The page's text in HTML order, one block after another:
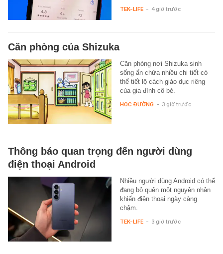
TEK-LIFE - 4 giờ trước
Căn phòng của Shizuka
Căn phòng nơi Shizuka sinh
sống ẩn chứa nhiều chi tiết có
thể tiết lộ cách giáo dục riêng
của gia đình cô bé.
HỌC ĐƯỜNG - 3 giờ trước
Thông báo quan trọng đến người dùng
điện thoại Android
Nhiều người dùng Android có thể
đang bỏ quên một nguyên nhân
khiến điện thoại ngày càng
chậm.
TEK-LIFE - 3 giờ trước